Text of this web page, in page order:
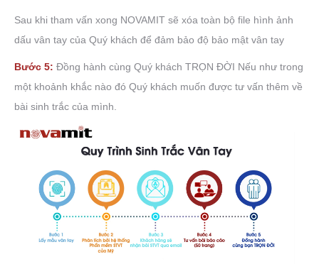
Sau khi tham vấn xong NOVAMIT sẽ xóa toàn bộ file hình ảnh
dấu vân tay của Quý khách để đảm bảo độ bảo mật vân tay
Bước 5: Đồng hành cùng Quý khách TRỌN ĐỜI Nếu như trong
một khoảnh khắc nào đó Quý khách muốn được tư vấn thêm về
bài sinh trắc của mình.